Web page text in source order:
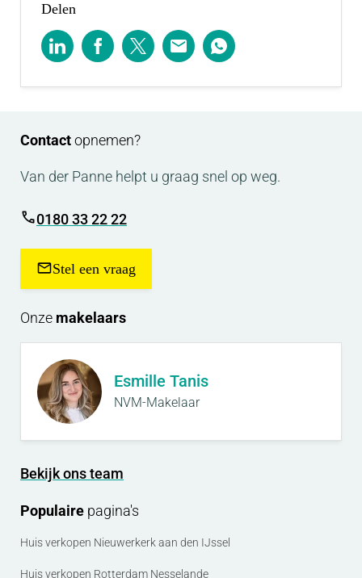
Delen
Contactopnemen?
Van der Panne helpt u graag snel op weg.
0180 33 22 22
Stel een vraag
Onze makelaars
Esmille Tanis
NVM-Makelaar
Bekijk ons team
Populaire pagina's
Huis verkopen Nieuwerkerk aan den IJssel
Huis verkopen Rotterdam Nesselande